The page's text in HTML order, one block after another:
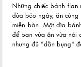
Những chiếc bánh flan
dừa béo ngậy, ăn
miễn bàn. Một dĩa
để bạn vừa ăn vừa nói
nhưng đủ "dằn bụng"